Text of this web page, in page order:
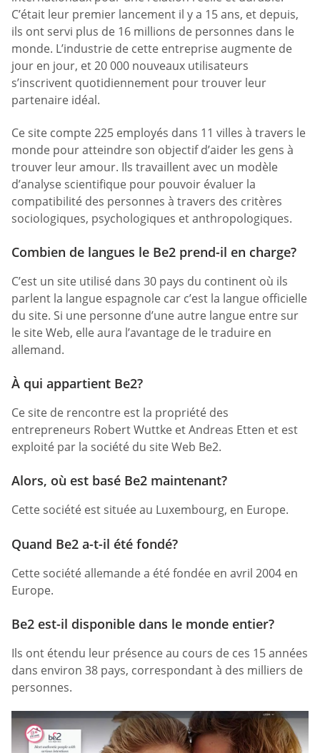
C’était leur premier lancement il y a 15 ans, et depuis,
ils ont servi plus de 16 millions de personnes dans le
monde. L’industrie de cette entreprise augmente de
jour en jour, et 20 000 nouveaux utilisateurs
s’inscrivent quotidiennement pour trouver leur
partenaire idéal.
Ce site compte 225 employés dans 11 villes à travers le
monde pour atteindre son objectif d’aider les gens à
trouver leur amour. Ils travaillent avec un modèle
d’analyse scientifique pour pouvoir évaluer la
compatibilité des personnes à travers des critères
sociologiques, psychologiques et anthropologiques.
Combien de langues le Be2 prend-il en charge?
C’est un site utilisé dans 30 pays du continent où ils
parlent la langue espagnole car c’est la langue officielle
du site. Si une personne d’une autre langue entre sur
le site Web, elle aura l’avantage de le traduire en
allemand.
À qui appartient Be2?
Ce site de rencontre est la propriété des
entrepreneurs Robert Wuttke et Andreas Etten et est
exploité par la société du site Web Be2.
Alors, où est basé Be2 maintenant?
Cette société est située au Luxembourg, en Europe.
Quand Be2 a-t-il été fondé?
Cette société allemande a été fondée en avril 2004 en
Europe.
Be2 est-il disponible dans le monde entier?
Ils ont étendu leur présence au cours de ces 15 années
dans environ 38 pays, correspondant à des milliers de
personnes.